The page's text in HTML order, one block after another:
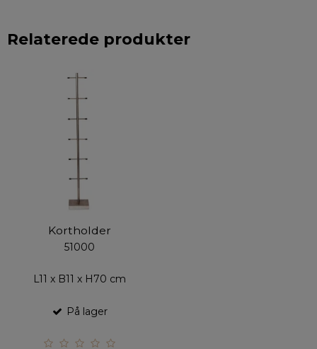
Relaterede produkter
Kortholder
51000
L11 x B11 x H70 cm
På lager